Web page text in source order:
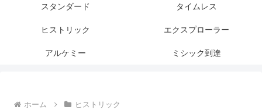
スタンダード タイムレス
ヒストリック エクスプローラー
アルケミー ミシック到達
ホーム ヒストリック